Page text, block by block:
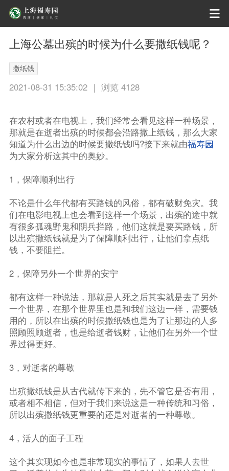
上海公墓出殡的时候为什么要撒纸钱呢？
撒纸钱
2021-08-31 15:35:02 ｜ 浏览 4128
在农村或者在电视上，我们经常会看见这样一种场景，
那就是在逝者出殡的时候都会沿路撒上纸钱，那么大家
知道为什么出边的时候要撒纸钱吗?接下来就由福寿园
为大家分析这其中的奥妙。
1，保障顺利出行
不论是什么年代都有买路钱的风俗，都有破财免灾。我
们在电影电视上也会看到这样一个场景，出殡的途中就
有很多孤魂野鬼和阴兵拦路，他们这就是要买路钱，所
以出殡撒纸钱就是为了保障顺利出行，让他们拿点纸
钱，不要阻拦。
2，保障另外一个世界的安宁
都有这样一种说法，那就是人死之后其实就是去了另外
一个世界，在那个世界里也是和我们这边一样，需要钱
用的，所以在出殡的时候撒纸钱也是为了让那边的人多
照顾照顾逝者，也是给逝者钱财，让他们在另外一个世
界过得更好。
3，对逝者的尊敬
出殡撒纸钱是从古代就传下来的，先不管它是否有用，
或者相不相信，但对于我们来说这是一种传统和习俗，
所以出殡撒纸钱更重要的还是对逝者的一种尊敬。
4，活人的面子工程
这个其实现如今也是非常现实的事情了，如果人去世